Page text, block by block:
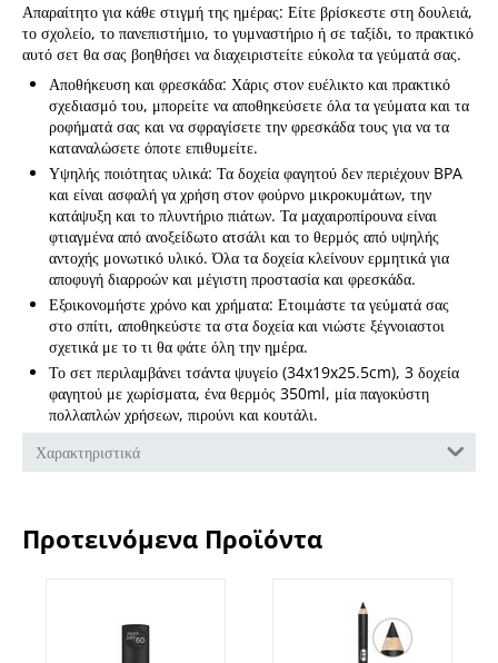
Απαραίτητο για κάθε στιγμή της ημέρας: Είτε βρίσκεστε στη δουλειά,
το σχολείο, το πανεπιστήμιο, το γυμναστήριο ή σε ταξίδι, το πρακτικό
αυτό σετ θα σας βοηθήσει να διαχειριστείτε εύκολα τα γεύματά σας.
Αποθήκευση και φρεσκάδα: Χάρις στον ευέλικτο και πρακτικό
σχεδιασμό του, μπορείτε να αποθηκεύσετε όλα τα γεύματα και τα
ροφήματά σας και να σφραγίσετε την φρεσκάδα τους για να τα
καταναλώσετε όποτε επιθυμείτε.
Υψηλής ποιότητας υλικά: Τα δοχεία φαγητού δεν περιέχουν BPA
και είναι ασφαλή γα χρήση στον φούρνο μικροκυμάτων, την
κατάψυξη και το πλυντήριο πιάτων. Τα μαχαιροπίρουνα είναι
φτιαγμένα από ανοξείδωτο ατσάλι και το θερμός από υψηλής
αντοχής μονωτικό υλικό. Όλα τα δοχεία κλείνουν ερμητικά για
αποφυγή διαρροών και μέγιστη προστασία και φρεσκάδα.
Εξοικονομήστε χρόνο και χρήματα: Ετοιμάστε τα γεύματά σας
στο σπίτι, αποθηκεύστε τα στα δοχεία και νιώστε ξέγνοιαστοι
σχετικά με το τι θα φάτε όλη την ημέρα.
Το σετ περιλαμβάνει τσάντα ψυγείο (34x19x25.5cm), 3 δοχεία
φαγητού με χωρίσματα, ένα θερμός 350ml, μία παγοκύστη
πολλαπλών χρήσεων, πιρούνι και κουτάλι.
Χαρακτηριστικά
Προτεινόμενα Προϊόντα